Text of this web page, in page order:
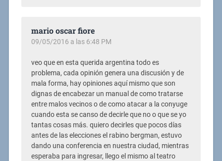
mario oscar fiore
09/05/2016 a las 6:48 PM
veo que en esta querida argentina todo es
problema, cada opinión genera una discusión y de
mala forma, hay opiniones aquí mismo que son
dignas de encabezar un manual de como tratarse
entre malos vecinos o de como atacar a la conyuge
cuando esta se canso de decirle que no o que se yo
tantas cosas más. quiero decirles que pocos días
antes de las elecciones el rabino bergman, estuvo
dando una conferencia en nuestra ciudad, mientras
esperaba para ingresar, llego el mismo al teatro